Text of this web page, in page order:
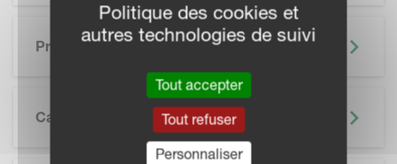
Principaux Avantages
Caractéristiques
Politique des cookies et
autres technologies de suivi
Tout accepter
Tout refuser
Personnaliser